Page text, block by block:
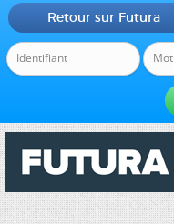
Retour sur Futura